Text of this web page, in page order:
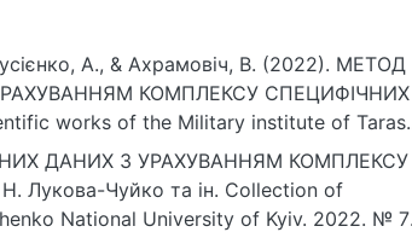
А., & Ахрамовіч, В. (2022). МЕТОД
КОМПЛЕКСУ СПЕЦИФІЧНИХ
works of the Military institute of Taras
54–68. https://doi.org/10.17721/2519-481X/2022/76-05
ДАНИХ З УРАХУВАННЯМ КОМПЛЕКСУ
Чуйко та ін. Collection оf
of Kyiv. 2022. № 76.